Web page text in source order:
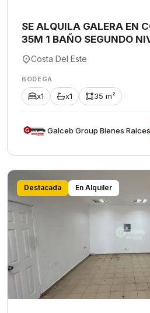
SE ALQUILA GALERA EN
35M 1 BAÑO SEGUNDO
Costa Del Este
BODEGA
x1 x1 35 m²
Galceb Group Bienes Raices
Destacada En Alquiler